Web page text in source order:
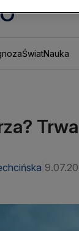
ŚwiatNauka